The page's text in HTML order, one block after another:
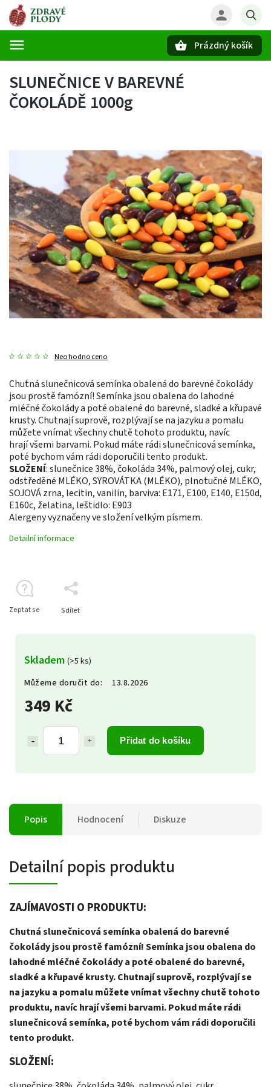
Prázdný košík
SLUNEČNICE V BAREVNÉ
ČOKOLÁDĚ 1000g
Neohodnoceno
349 Kč
Přidat do košíku
Skladem (>5 ks)
Můžeme doručit do:
13.8.2026
Chutná slunečnicová semínka obalená do barevné čokolády
jsou prostě famózní! Semínka jsou obalena do lahodné
mléčné čokolády a poté obalené do barevné, sladké a křupavé
krusty. Chutnají suprově, rozplývají se na jazyku a pomalu
můžete vnímat všechny chutě tohoto produktu, navíc
hrají všemi barvami. Pokud máte rádi slunečnicová semínka,
poté bychom vám rádi doporučili tento produkt.
SLOŽENÍ: slunečnice 38%, čokoláda 34%, palmový olej, cukr,
odstředěné MLÉKO, SYROVÁTKA (MLÉKO), plnotučné MLÉKO,
SOJOVÁ zrna, lecitin, vanilin, barviva: E171, E100, E140, E150d,
E160c, želatina, leštidlo: E903
Alergeny vyznačeny ve složení velkým písmem.
Detailní informace
Zeptat se Sdílet
Popis Hodnocení Diskuze
Detailní popis produktu
ZAJÍMAVOSTI O PRODUKTU:
Chutná slunečnicová semínka obalená do barevné
čokolády jsou prostě famózní! Semínka jsou obalena do
lahodné mléčné čokolády a poté obalené do barevné,
sladké a křupavé krusty. Chutnají suprově, rozplývají se
na jazyku a pomalu můžete vnímat všechny chutě tohoto
produktu, navíc hrají všemi barvami. Pokud máte rádi
slunečnicová semínka, poté bychom vám rádi doporučili
tento produkt.
SLOŽENÍ: